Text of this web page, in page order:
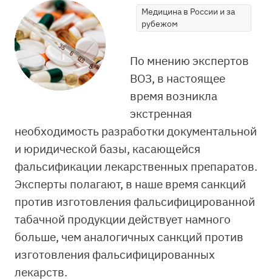
Медицина в России и за
рубежом
По мнению экспертов
ВОЗ, в настоящее
время возникла
экстренная
необходимость разработки документальной
и юридической базы, касающейся
фальсификации лекарственных препаратов.
Эксперты полагают, в наше время санкций
против изготовления фальсифицированной
табачной продукции действует намного
больше, чем аналогичных санкций против
изготовления фальсифицированных
лекарств.